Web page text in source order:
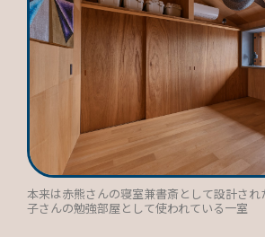
本来は赤熊さんの寝室兼書斎として設計さ
子さんの勉強部屋として使われている一室